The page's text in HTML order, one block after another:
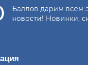
Баллов дарим всем
новости! Новинки,